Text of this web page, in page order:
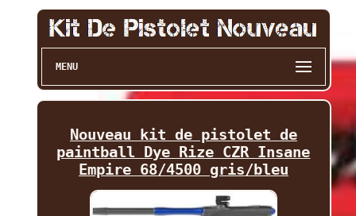
MENU
Nouveau kit de pistolet de
paintball Dye Rize CZR Insane
Empire 68/4500 gris/bleu